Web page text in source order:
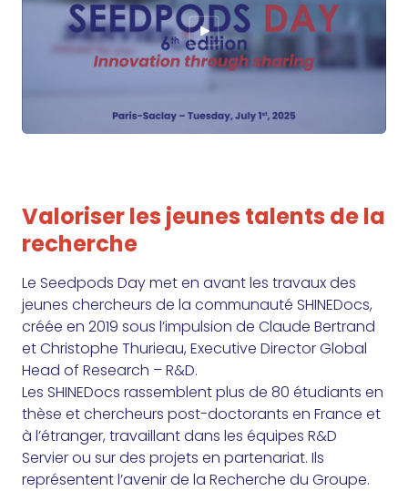
Valoriser les jeunes talents de la
recherche
Le Seedpods Day met en avant les travaux des
jeunes chercheurs de la communauté SHINEDocs,
créée en 2019 sous l’impulsion de Claude Bertrand
et Christophe Thurieau, Executive Director Global
Head of Research – R&D.
Les SHINEDocs rassemblent plus de 80 étudiants en
thèse et chercheurs post-doctorants en France et
à l’étranger, travaillant dans les équipes R&D
Servier ou sur des projets en partenariat. Ils
représentent l’avenir de la Recherche du Groupe.